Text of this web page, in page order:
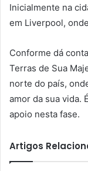
Inicialmente na
em Liverpool,
Conforme dá
Terras de Sua
norte do país,
amor da sua vida.
apoio nesta fase.
Artigos